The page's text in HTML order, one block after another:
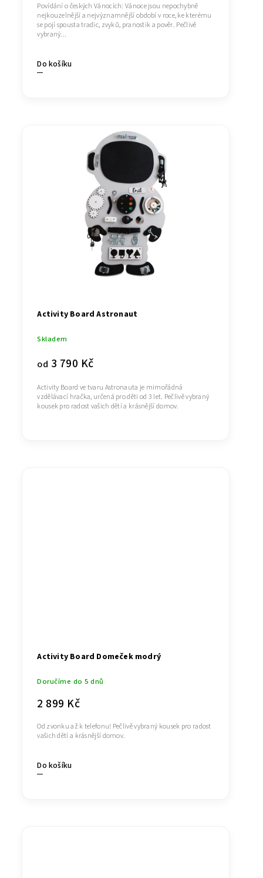
Do košíku
Povídání o českých Vánocích: Vánoce jsou nepochybně
nejkouzelnější a nejvýznamnější období v roce, ke kterému
se pojí spousta tradic, zvyků, pranostik a pověr. Pečlivě
vybraný...
Activity Board Astronaut
Skladem
od 3 790 Kč
Activity Board ve tvaru Astronauta je mimořádná
vzdělávací hračka, určená pro děti od 3 let. Pečlivě vybraný
kousek pro radost vašich dětí a krásnější domov.
Activity Board Domeček modrý
Doručíme do 5 dnů
2 899 Kč
Do košíku
Od zvonku až k telefonu! Pečlivě vybraný kousek pro radost
vašich dětí a krásnější domov.